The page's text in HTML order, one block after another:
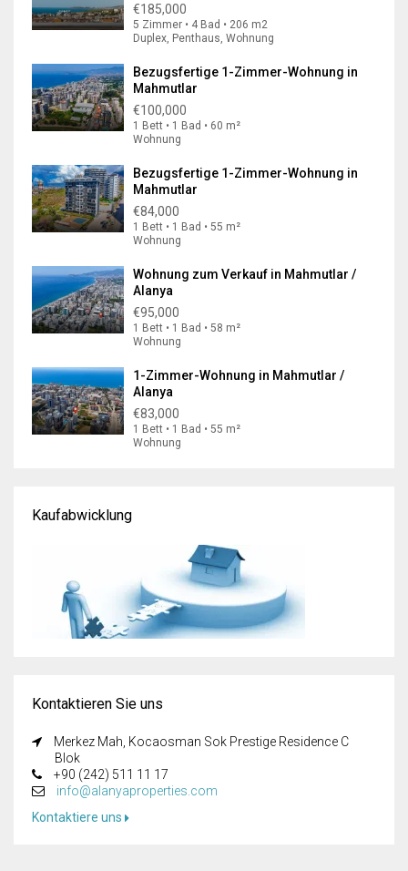
€185,000
5 Zimmer • 4 Bad • 206 m2
Duplex, Penthaus, Wohnung
Bezugsfertige 1-Zimmer-Wohnung in
Mahmutlar
€100,000
1 Bett • 1 Bad • 60 m²
Wohnung
Bezugsfertige 1-Zimmer-Wohnung in
Mahmutlar
€84,000
1 Bett • 1 Bad • 55 m²
Wohnung
Wohnung zum Verkauf in Mahmutlar /
Alanya
€95,000
1 Bett • 1 Bad • 58 m²
Wohnung
1-Zimmer-Wohnung in Mahmutlar /
Alanya
€83,000
1 Bett • 1 Bad • 55 m²
Wohnung
Kaufabwicklung
Kontaktieren Sie uns
Merkez Mah, Kocaosman Sok Prestige Residence C
Blok
+90 (242) 511 11 17
info@alanyaproperties.com
Kontaktiere uns